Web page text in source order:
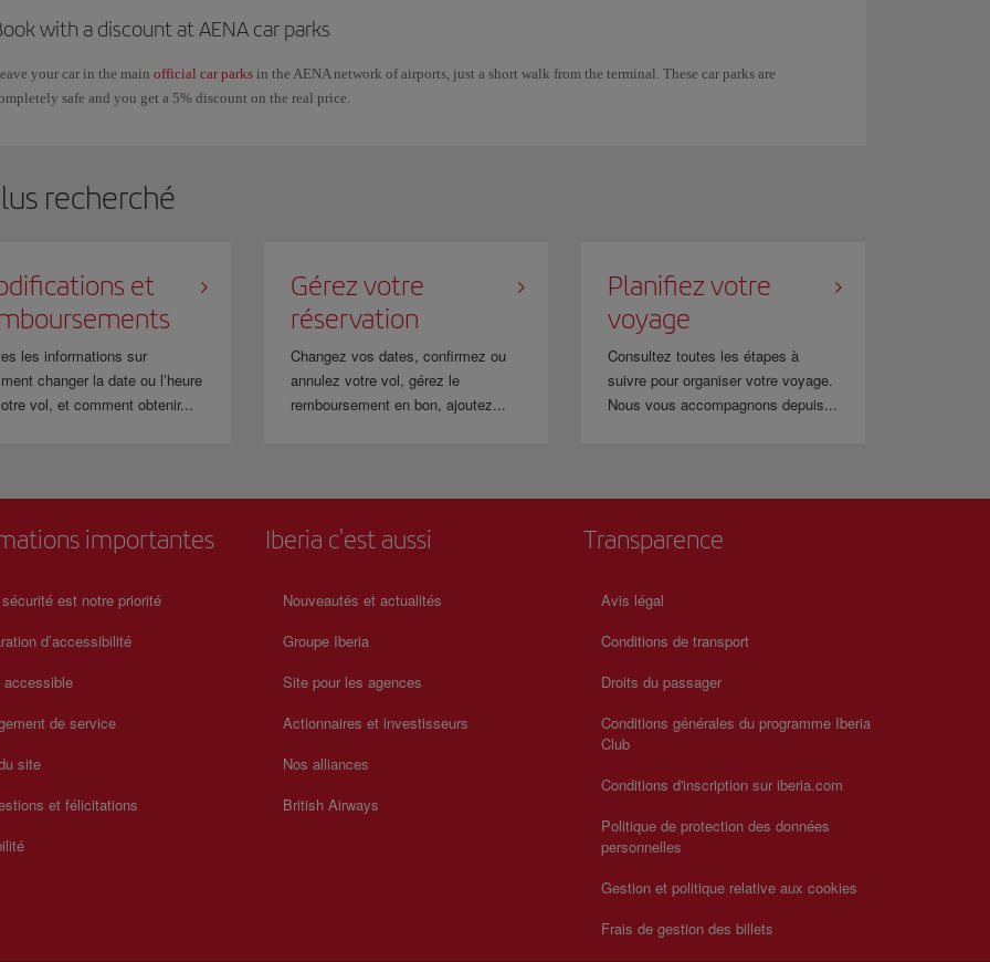
with a discount at AENA car parks
your car in the main official car parks in the AENA network of airports, just a short walk from the terminal. These car parks are
safe and you get a 5% discount on the real price.
recherché
et
les informations sur
changer la date ou l’heure
vol, et comment obtenir...
Gérez votre
réservation
Changez vos dates, confirmez ou
annulez votre vol, gérez le
remboursement en bon, ajoutez...
Planifiez votre
voyage
Consultez toutes les étapes à
suivre pour organiser votre voyage.
Nous vous accompagnons depuis...
importantes
est notre priorité
d’accessibilité
accessible
de service
site
et félicitations
Iberia c'est aussi
Nouveautés et actualités
Groupe Iberia
Site pour les agences
Actionnaires et investisseurs
Nos alliances
British Airways
Transparence
Avis légal
Conditions de transport
Droits du passager
Conditions générales du programme Iberia
Club
Conditions d'inscription sur iberia.com
Politique de protection des données
personnelles
Gestion et politique relative aux cookies
Frais de gestion des billets